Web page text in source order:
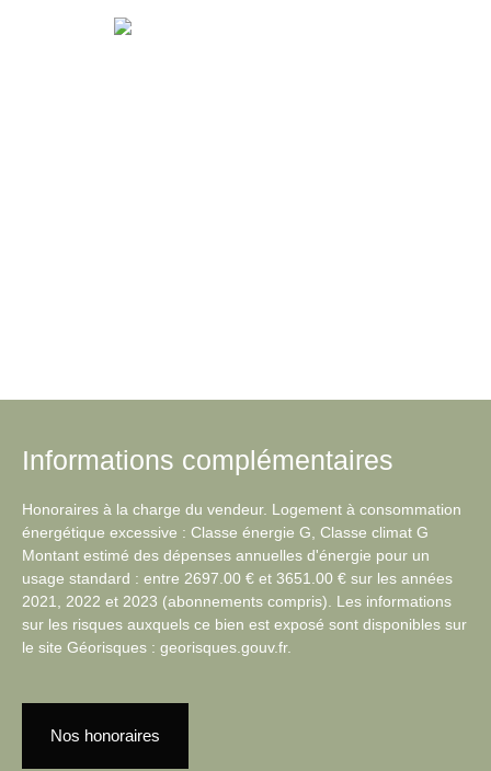
Informations complémentaires
Honoraires à la charge du vendeur. Logement à consommation
énergétique excessive : Classe énergie G, Classe climat G
Montant estimé des dépenses annuelles d'énergie pour un
usage standard : entre 2697.00 € et 3651.00 € sur les années
2021, 2022 et 2023 (abonnements compris). Les informations
sur les risques auxquels ce bien est exposé sont disponibles sur
le site Géorisques : georisques.gouv.fr.
Nos honoraires